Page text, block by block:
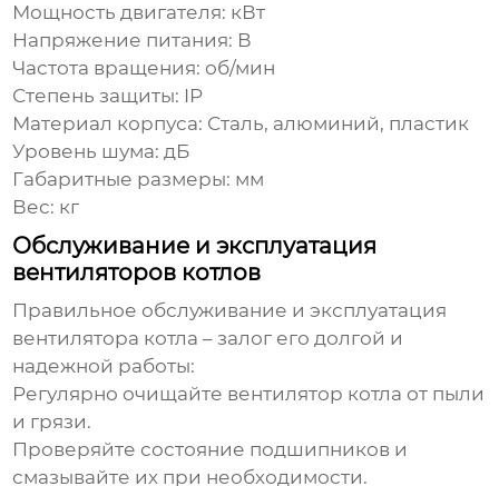
Мощность двигателя: кВт
Напряжение питания: В
Частота вращения: об/мин
Степень защиты: IP
Материал корпуса: Сталь, алюминий, пластик
Уровень шума: дБ
Габаритные размеры: мм
Вес: кг
Обслуживание и эксплуатация
вентиляторов котлов
Правильное обслуживание и эксплуатация
вентилятора котла – залог его долгой и
надежной работы:
Регулярно очищайте вентилятор котла от пыли
и грязи.
Проверяйте состояние подшипников и
смазывайте их при необходимости.